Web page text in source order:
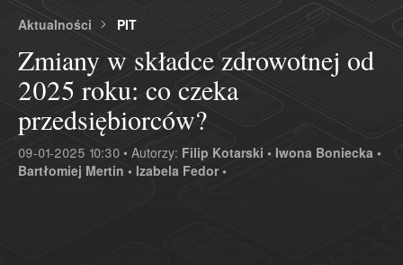
Aktualności PIT
Zmiany w składce zdrowotnej od
2025 roku: co czeka
przedsiębiorców?
09-01-2025 10:30 • Autorzy: Filip Kotarski • Iwona Boniecka •
Bartłomiej Mertin • Izabela Fedor •